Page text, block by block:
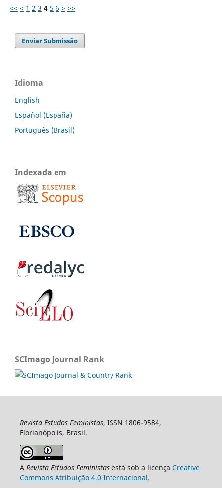
<< < 1 2 3 4 5 6 > >>
Enviar Submissão
Idioma
English
Español (España)
Português (Brasil)
Indexada em
SCImago Journal Rank
Revista Estudos Feministas, ISSN 1806-9584,
Florianópolis, Brasil.
A Revista Estudos Feministasestá sob a licença Creative
Commons Atribuição 4.0 Internacional.